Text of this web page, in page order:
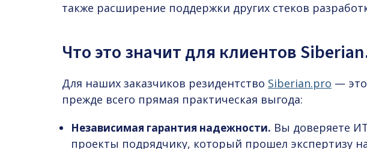
также расширение поддержки других стеков
Что это значит для клиентов
Для наших заказчиков резидентство Siberian.pro — это
прежде всего прямая практическая выгода:
Независимая гарантия надежности. Вы доверяете
проекты подрядчику, который прошел экспертизу